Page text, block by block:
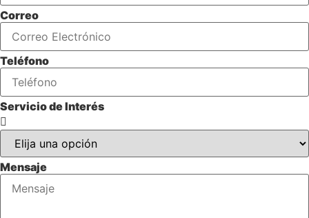
Correo
Teléfono
Servicio de Interés
Mensaje